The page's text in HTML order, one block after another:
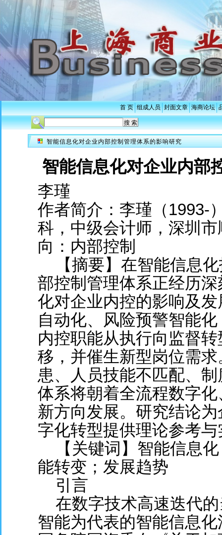
首 页 组成人员 封面文章 海商论坛
智能信息化对企业内部控制管理体系的影响研究
智能信息化对企业内部
李瑾
作者简介：李瑾（1993-
科，中级会计师，深圳
向：内部控制
【摘要】在智能信息化
部控制管理体系正经历
化对企业内控的影响及
自动化、风险预警智能
内控职能从执行向监督
移，并催生新型岗位需
患、人员技能不匹配、
体系将朝着全流程数字
新方向发展。研究结论
字化转型提供理论参考
【关键词】智能信息化
能转变；发展趋势
引言
在数字技术高速迭代的
智能为代表的智能信息